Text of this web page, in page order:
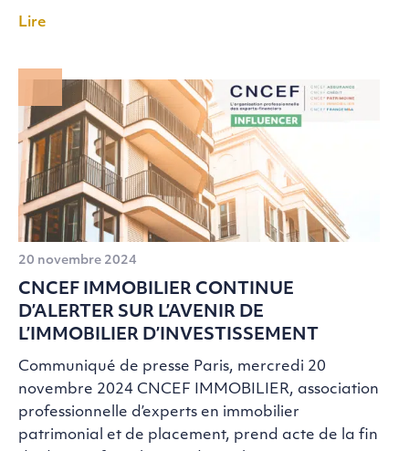
Lire
20 novembre 2024
CNCEF IMMOBILIER CONTINUE
D’ALERTER SUR L’AVENIR DE
L’IMMOBILIER D’INVESTISSEMENT
Communiqué de presse Paris, mercredi 20
novembre 2024 CNCEF IMMOBILIER, association
professionnelle d’experts en immobilier
patrimonial et de placement, prend acte de la fin